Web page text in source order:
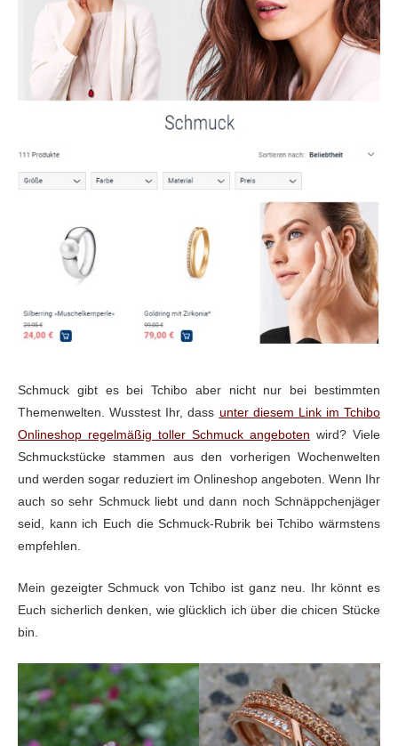
Schmuck gibt es bei Tchibo aber nicht nur bei bestimmten
Themenwelten. Wusstest Ihr, dass unter diesem Link im Tchibo
Onlineshop regelmäßig toller Schmuck angeboten wird? Viele
Schmuckstücke stammen aus den vorherigen Wochenwelten
und werden sogar reduziert im Onlineshop angeboten. Wenn Ihr
auch so sehr Schmuck liebt und dann noch Schnäppchenjäger
seid, kann ich Euch die Schmuck-Rubrik bei Tchibo wärmstens
empfehlen.
Mein gezeigter Schmuck von Tchibo ist ganz neu. Ihr könnt es
Euch sicherlich denken, wie glücklich ich über die chicen Stücke
bin.